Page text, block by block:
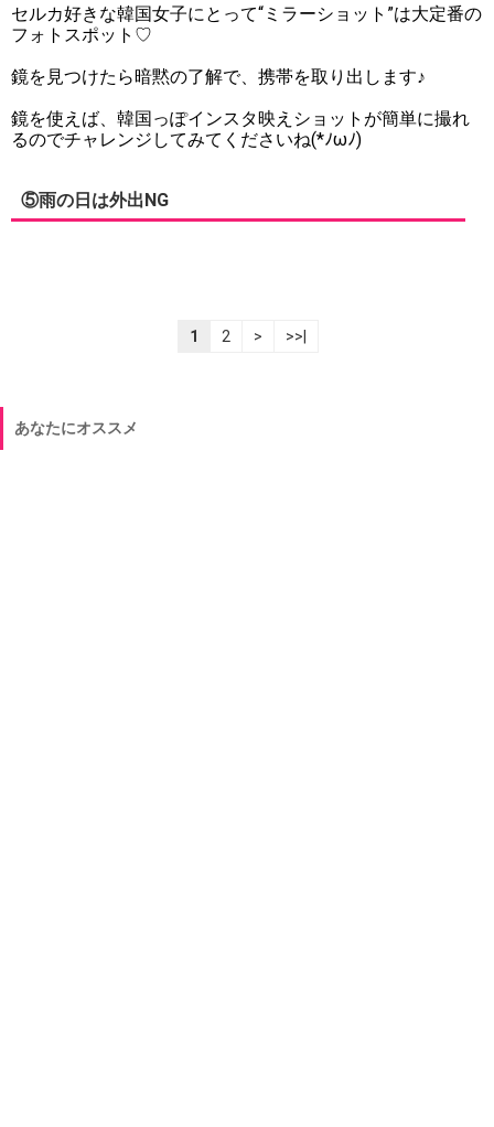
セルカ好きな韓国女子にとって“ミラーショット”は大定番の
フォトスポット♡
鏡を見つけたら暗黙の了解で、携帯を取り出します♪
鏡を使えば、韓国っぽインスタ映えショットが簡単に撮れ
るのでチャレンジしてみてくださいね(*ﾉωﾉ)
⑤雨の日は外出NG
1 2 > >>|
あなたにオススメ